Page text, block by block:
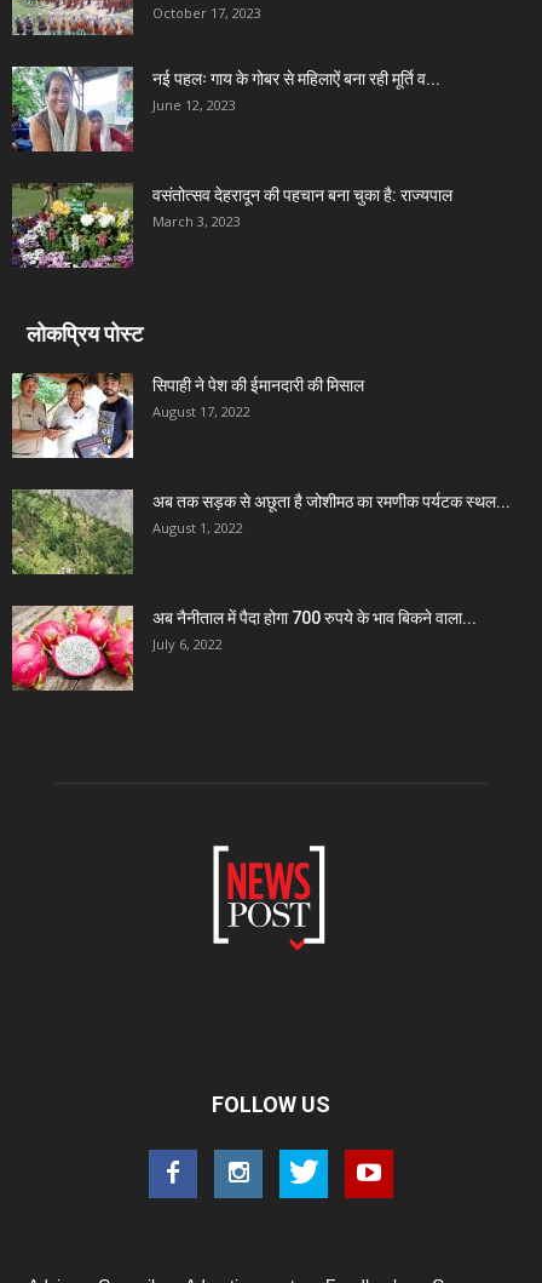
October 17, 2023
नई पहलः गाय के गोबर से महिलाऐं बना रही मूर्ति व...
June 12, 2023
वसंतोत्सव देहरादून की पहचान बना चुका है: राज्यपाल
March 3, 2023
लोकप्रिय पोस्ट
सिपाही ने पेश की ईमानदारी की मिसाल
August 17, 2022
अब तक सड़क से अछूता है जोशीमठ का रमणीक पर्यटक स्थल...
August 1, 2022
अब नैनीताल में पैदा होगा 700 रुपये के भाव बिकने वाला...
July 6, 2022
FOLLOW US